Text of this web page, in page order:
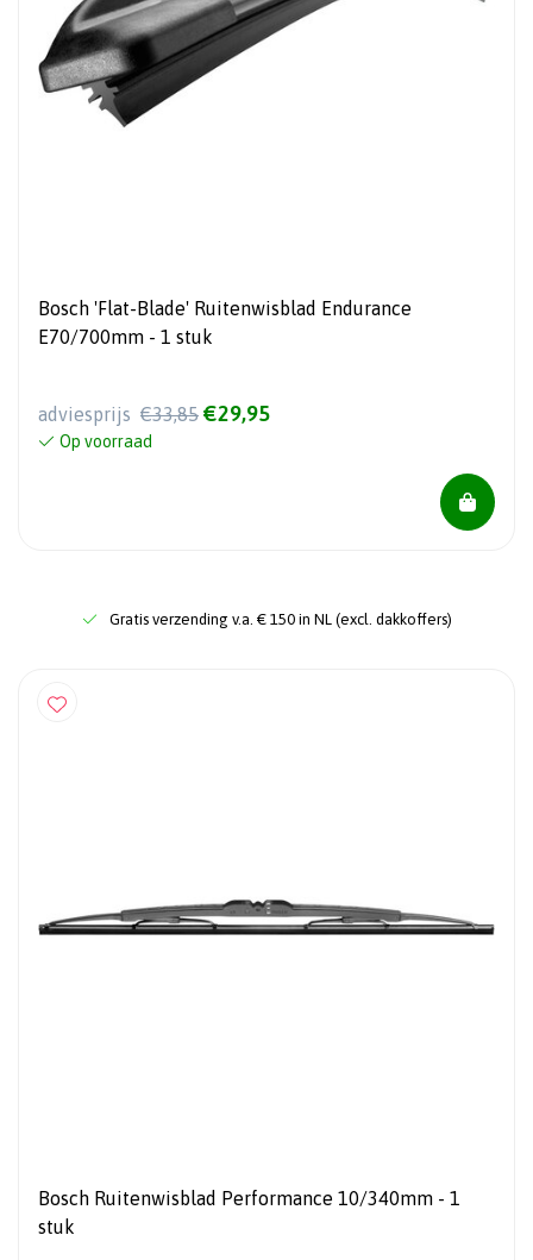
Bosch 'Flat-Blade' Ruitenwisblad Endurance
E70/700mm - 1 stuk
adviesprijs €33,85 €29,95
Op voorraad
Gratis verzending v.a. € 150 in NL (excl. dakkoffers)
Bosch Ruitenwisblad Performance 10/340mm - 1
stuk